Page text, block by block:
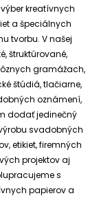
kreatívnych
a špeciálnych
tvorbu. V našej
štruktúrované,
gramážach,
štúdiá, tlačiarne,
oznámení,
dodať jedinečný
svadobných
etikiet, firemných
projektov aj
s
papierov a